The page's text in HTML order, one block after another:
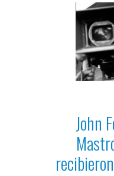
John